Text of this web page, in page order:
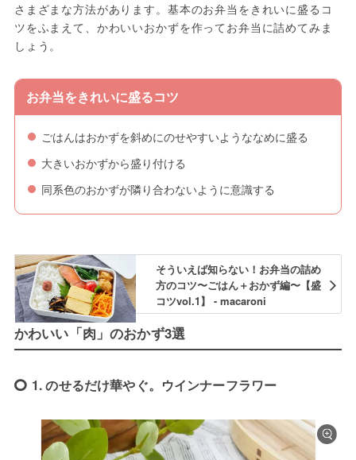
さまざまな方法があります。基本のお弁当をきれいに盛るコ
ツをふまえて、かわいいおかずを作ってお弁当に詰めてみま
しょう。
お弁当をきれいに盛るコツ
ごはんはおかずを斜めにのせやすいようななめに盛る
大きいおかずから盛り付ける
同系色のおかずが隣り合わないように意識する
そういえば知らない！お弁当の詰め
方のコツ〜ごはん＋おかず編〜【盛
コツvol.1】 - macaroni
かわいい「肉」のおかず3選
1. のせるだけ華やぐ。ウインナーフラワー